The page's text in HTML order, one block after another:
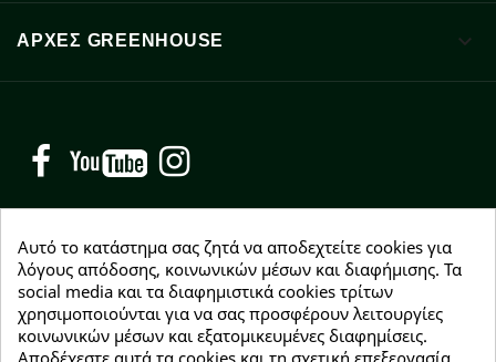
ΑΡΧΈΣ GREENHOUSE 
Facebook YouTube
NEWSLETTER
Εγγραφείτε δωρεάν και θα είστε οι πρώτοι που θα
λάβετε τα νέα μας γύρω από προσφορές, εκπτώσεις
Αυτό το κατάστημα σας ζητά να αποδεχτείτε cookies για
λόγους απόδοσης, κοινωνικών μέσων και διαφήμισης. Τα
social media και τα διαφημιστικά cookies τρίτων
χρησιμοποιούνται για να σας προσφέρουν λειτουργίες
κοινωνικών μέσων και εξατομικευμένες διαφημίσεις.
Αποδέχεστε αυτά τα cookies και τη σχετική επεξεργασία